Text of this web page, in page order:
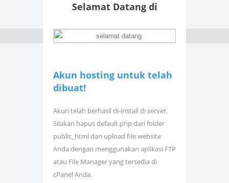
Selamat Datang di
Akun hosting untuk telah
dibuat!
Akun telah berhasil di-install di server.
Silakan hapus default.php dari folder
public_html dan upload file website
Anda dengan menggunakan aplikasi FTP
atau File Manager yang tersedia di
cPanel Anda.